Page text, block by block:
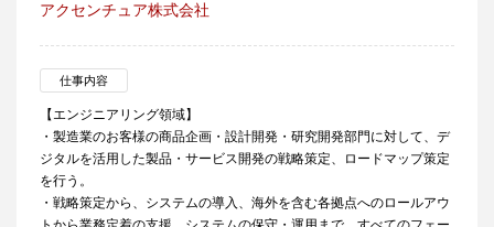
アクセンチュア株式会社
仕事内容
【エンジニアリング領域】
・製造業のお客様の商品企画・設計開発・研究開発部門に対して、デ
ジタルを活用した製品・サービス開発の戦略策定、ロードマップ策定
を行う。
・戦略策定から、システムの導入、海外を含む各拠点へのロールアウ